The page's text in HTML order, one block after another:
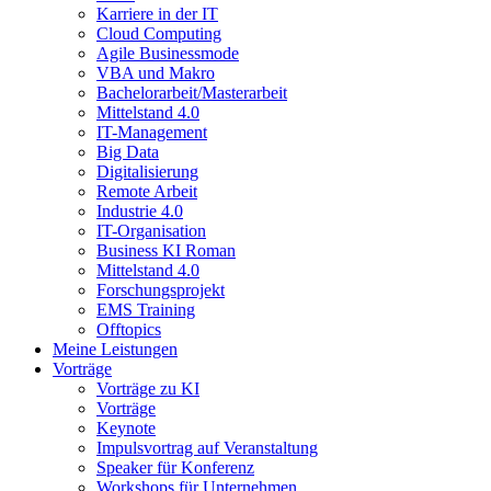
Karriere in der IT
Cloud Computing
Agile Businessmode
VBA und Makro
Bachelorarbeit/Masterarbeit
Mittelstand 4.0
IT-Management
Big Data
Digitalisierung
Remote Arbeit
Industrie 4.0
IT-Organisation
Business KI Roman
Mittelstand 4.0
Forschungsprojekt
EMS Training
Offtopics
Meine Leistungen
Vorträge
Vorträge zu KI
Vorträge
Keynote
Impulsvortrag auf Veranstaltung
Speaker für Konferenz
Workshops für Unternehmen